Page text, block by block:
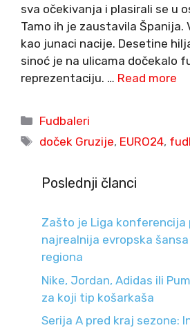
sva očekivanja i plasirali se u
Tamo ih je zaustavila Španija.
kao junaci nacije. Desetine
sinoć je na ulicama dočekalo
reprezentaciju. … Read more
Categories
Fudbaleri
Tags
doček Gruzije, EURO24,
Poslednji članci
Zašto je Liga konferencija
najrealnija evropska
regiona
Nike, Jordan, Adidas ili
za koji tip košarkaša
Serija A pred kraj sezone: